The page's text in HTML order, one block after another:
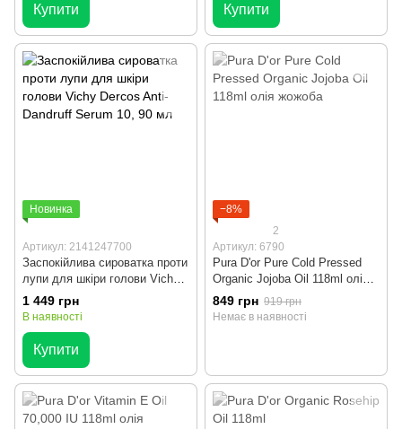
Купити Купити
Новинка
Артикул: 2141247700
Заспокійлива сироватка проти
лупи для шкіри голови Vichy
Dercos Anti-Dandruff Serum 10,
90 мл
1 449 грн
В наявності
Купити
−8%
2
Артикул: 6790
Pura D'or Pure Cold Pressed
Organic Jojoba Oil 118ml олія
жожоба
849 грн 919 грн
Немає в наявності